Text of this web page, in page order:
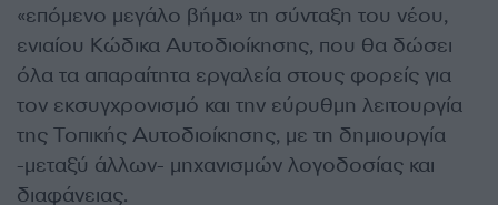
«επόμενο μεγάλο βήμα» τη σύνταξη του νέου,
ενιαίου Κώδικα Αυτοδιοίκησης, που θα δώσει
όλα τα απαραίτητα εργαλεία στους φορείς για
τον εκσυγχρονισμό και την εύρυθμη λειτουργία
της Τοπικής Αυτοδιοίκησης, με τη δημιουργία
-μεταξύ άλλων- μηχανισμών λογοδοσίας και
διαφάνειας.